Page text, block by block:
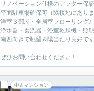
リノベーション仕様のアフター保
平面駐車場確保可（隣接地にありま
洋室３部屋・全居室フローリング♪
浄水器・食洗器・浴室乾燥機・照
南西向きで眺望＆陽当たり良好で
ぜひお問い合わせください！
中古マンション